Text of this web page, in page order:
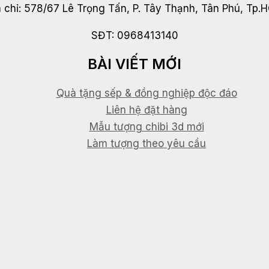
578/67 Lê Trọng Tấn, P. Tây Thạnh, Tân Phú,
SĐT: 0968413140
BÀI VIẾT MỚI
Quà tặng sếp & đồng nghiệp độc đáo
Liên hệ đặt hàng
Mẫu tượng chibi 3d mới
Làm tượng theo yêu cầu